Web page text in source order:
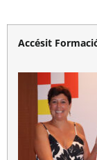
Accésit